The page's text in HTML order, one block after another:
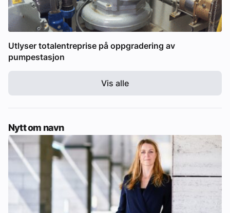
Utlyser totalentreprise på oppgradering av
pumpestasjon
Vis alle
Nytt om navn